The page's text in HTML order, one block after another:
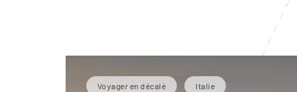
Voyager en décalé Italie